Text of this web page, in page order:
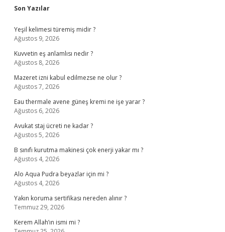
Sidebar
Son Yazılar
Yeşil kelimesi türemiş midir ?
Ağustos 9, 2026
Kuvvetin eş anlamlısı nedir ?
Ağustos 8, 2026
Mazeret izni kabul edilmezse ne olur ?
Ağustos 7, 2026
Eau thermale avene güneş kremi ne işe yarar ?
Ağustos 6, 2026
Avukat staj ücreti ne kadar ?
Ağustos 5, 2026
B sınıfı kurutma makinesi çok enerji yakar mı ?
Ağustos 4, 2026
Alo Aqua Pudra beyazlar için mi ?
Ağustos 4, 2026
Yakın koruma sertifikası nereden alınır ?
Temmuz 29, 2026
Kerem Allah’ın ismi mi ?